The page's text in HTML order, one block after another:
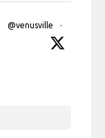
@venusville
·